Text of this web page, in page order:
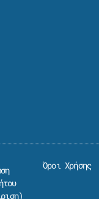
)
Όροι Χρήσης